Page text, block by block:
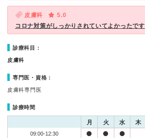
皮膚科
5.0
コロナ対策がしっかりされていてよかったです
診療科目：
皮膚科
専門医・資格：
皮膚科専門医
診療時間
月 火 水 木
09:00-12:30